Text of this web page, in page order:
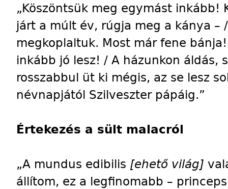
„Köszöntsük meg egymást inkább!
járt a múlt év, rúgja meg a kánya –
megkoplaltuk. Most már fene
inkább jó lesz! / A házunkon áldás,
rosszabbul üt ki mégis, az se lesz
névnapjától Szilveszter pápáig.”
Értekezés a sült malacról
„A mundus edibilis [ehető világ]
állítom, ez a legfinomabb –